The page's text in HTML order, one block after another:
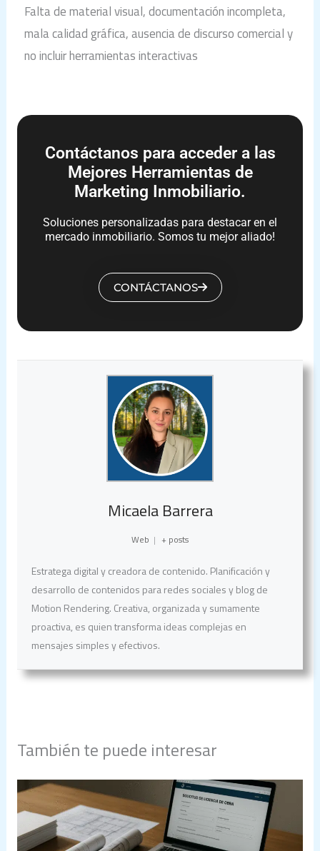
Falta de material visual, documentación incompleta,
mala calidad gráfica, ausencia de discurso comercial y
no incluir herramientas interactivas
Contáctanos para acceder a las
Mejores Herramientas de
Marketing Inmobiliario.
Soluciones personalizadas para destacar en el
mercado inmobiliario. Somos tu mejor aliado!
CONTÁCTANOS
Micaela Barrera
Web | + posts
Estratega digital y creadora de contenido. Planificación y
desarrollo de contenidos para redes sociales y blog de
Motion Rendering. Creativa, organizada y sumamente
proactiva, es quien transforma ideas complejas en
mensajes simples y efectivos.
También te puede interesar